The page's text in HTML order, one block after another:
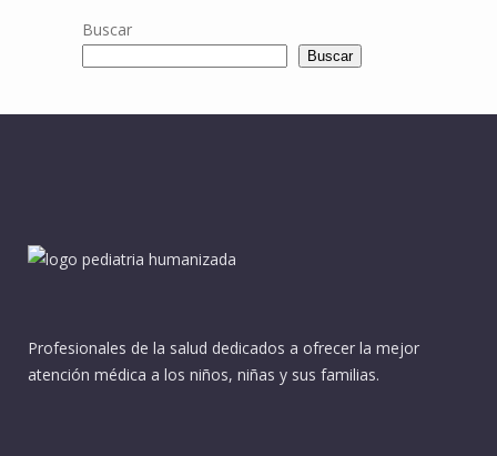
Buscar
Buscar
Profesionales de la salud dedicados a ofrecer la mejor
atención médica a los niños, niñas y sus familias.